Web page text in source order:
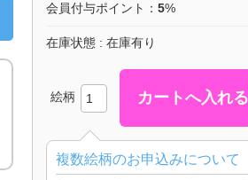
会員付与ポイント： 5%
在庫状態 : 在庫有り
絵柄
複数絵柄のお申込みについて